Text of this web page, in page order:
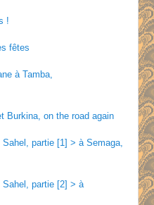
!
fêtes
à Tamba,
Burkina, on the road again
partie [1] > à Semaga,
Sahel, partie [2] > à